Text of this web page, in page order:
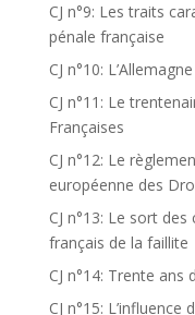
CJ n°9: Les traits
pénale française
CJ n°10:
CJ n°11: Le
Françaises
CJ n°12: Le
européenne des
CJ n°13: Le sort
français de la faillite
CJ n°14: Trente
CJ n°15: